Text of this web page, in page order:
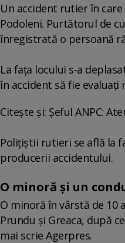
Un accident rutier în
Podoleni. Purtătorul de
înregistrată o persoană
La faţa locului s-a
în accident să fie
Citește și: Șeful ANPC:
Poliţiştii rutieri se află la
producerii accidentului.
O minoră şi un
O minoră în vârstă de 10
Prundu şi Greaca, după
mai scrie Agerpres.